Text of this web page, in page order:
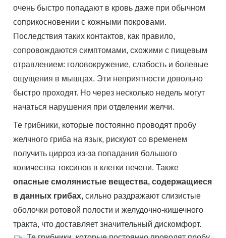
очень быстро попадают в кровь даже при обычном
соприкосновении с кожными покровами.
Последствия таких контактов, как правило,
сопровождаются симптомами, схожими с пищевым
отравлением: головокружение, слабость и болевые
ощущения в мышцах. Эти неприятности довольно
быстро проходят. Но через несколько недель могут
начаться нарушения при отделении желчи.
Те грибники, которые постоянно проводят пробу
желчного гриба на язык, рискуют со временем
получить цирроз из-за попадания большого
количества токсинов в клетки печени. Также
опасные смолянистые вещества, содержащиеся
в данных грибах, сильно раздражают слизистые
оболочки ротовой полости и желудочно-кишечного
тракта, что доставляет значительный дискомфорт.